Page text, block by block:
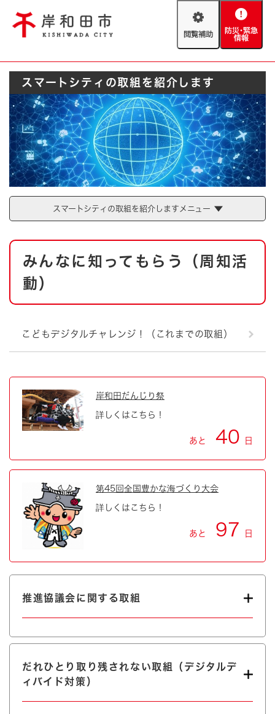
閲
助
防
緊
情
報
Foreign language
やさしい日本語
文字サイズ 標準 拡大
背景色変更 白 黒 青
防災・緊急情報 救急・消防
ハザードマップ AED設置箇所
とじる
スマートシティの取組を紹介します
スマートシティの取組を紹介しますメニュー
本
みんなに知ってもらう（周知活
動）
こどもデジタルチャレンジ！（これまでの取組）
岸和田だんじり祭
詳しくはこちら！
あと 40 日
第45回全国豊かな海づくり大会
詳しくはこちら！
あと 97 日
推進協議会に関する取組
だれひとり取り残されない取組（デジタルデ
ィバイド対策）